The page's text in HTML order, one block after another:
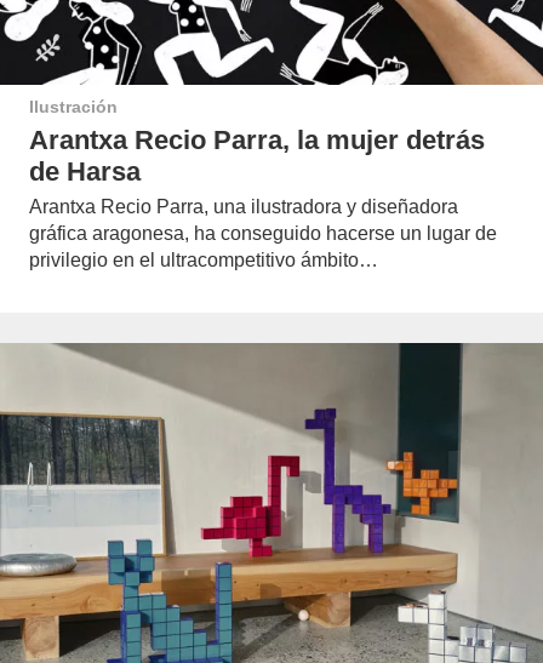
Ilustración
Arantxa Recio Parra, la mujer detrás
de Harsa
Arantxa Recio Parra, una ilustradora y diseñadora
gráfica aragonesa, ha conseguido hacerse un lugar de
privilegio en el ultracompetitivo ámbito…